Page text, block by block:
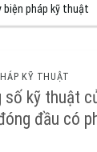
pháp kỹ thuật
KỸ THUẬT
kỹ thuật
đầu có